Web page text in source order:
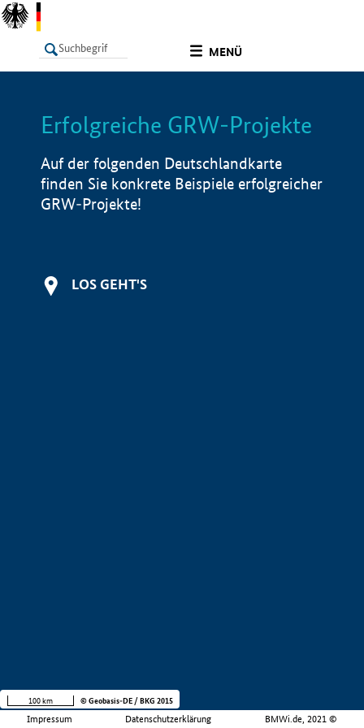
MENÜ
LISTE Info
Erfolgreiche GRW-Projekte
Auf der folgenden Deutschlandkarte
finden Sie konkrete Beispiele erfolgreicher
GRW-Projekte!
LOS GEHT'S
Impressum Datenschutzerklärung BMWi.de, 2021 ©
100 km © Geobasis-DE / BKG 2015